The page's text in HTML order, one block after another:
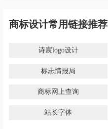
商标设计常用链接推荐
诗宸logo设计
标志情报局
商标网上查询
站长字体